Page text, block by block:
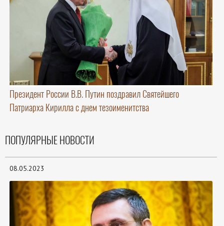
Президент России В.В. Путин поздравил Святейшего
Патриарха Кирилла с днем тезоименитства
ПОПУЛЯРНЫЕ НОВОСТИ
08.05.2023